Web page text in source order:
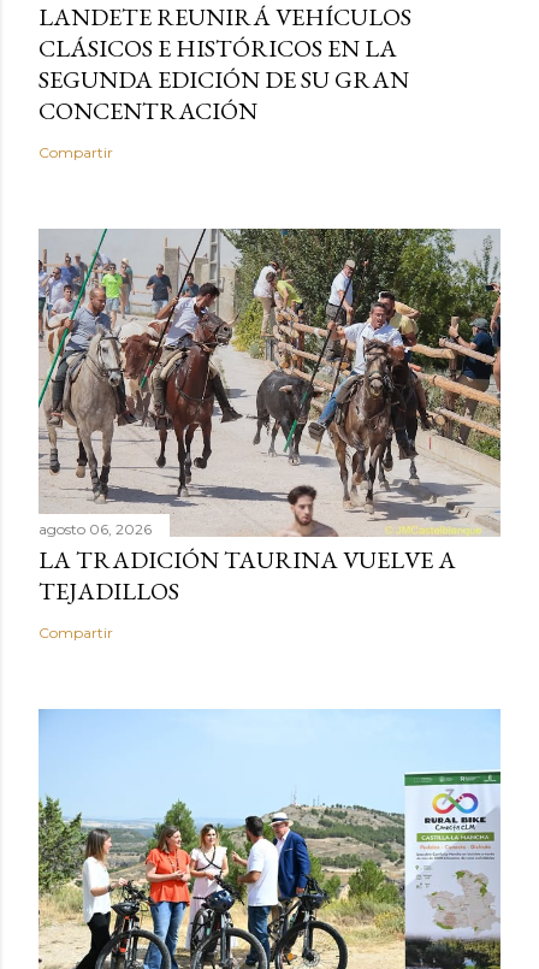
LANDETE REUNIRÁ VEHÍCULOS
CLÁSICOS E HISTÓRICOS EN LA
SEGUNDA EDICIÓN DE SU GRAN
CONCENTRACIÓN
Compartir
agosto 06, 2026
LA TRADICIÓN TAURINA VUELVE A
TEJADILLOS
Compartir